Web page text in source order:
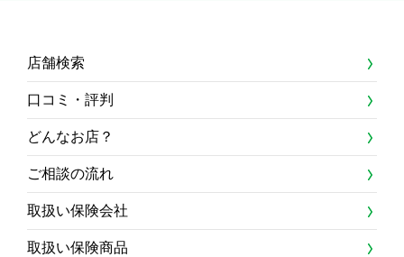
店舗検索
口コミ・評判
どんなお店？
ご相談の流れ
取扱い保険会社
取扱い保険商品